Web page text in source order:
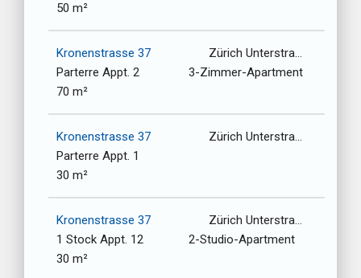
50 m²
Kronenstrasse 37
Zürich Unterstrasse-Oberstrasse / 8006
Parterre Appt. 2
3-Zimmer-Apartment
70 m²
Kronenstrasse 37
Zürich Unterstrasse-Oberstrasse / 8006
Parterre Appt. 1
30 m²
Kronenstrasse 37
Zürich Unterstrasse-Oberstrasse / 8006
1 Stock Appt. 12
2-Studio-Apartment
30 m²